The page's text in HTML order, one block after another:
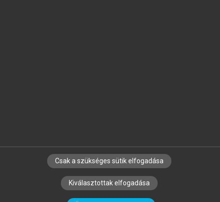
SZERZŐKNEK CÉGEKNEK KÖNYVTÁROSOKNAK
SZERKESZTÉSI ÉS LEKTORÁLÁSI ALAPELVEK
Csak a szükséges sütik elfogadása
Kiválasztottak elfogadása